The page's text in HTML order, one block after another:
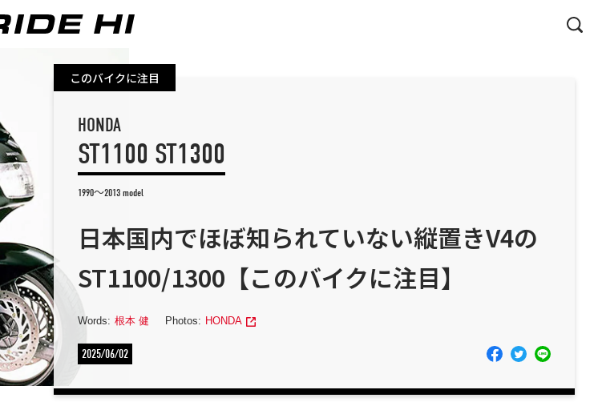
このバイクに注目
HONDA
ST1100 ST1300
1990～2013 model
日本国内でほぼ知られていない縦置きV4の
ST1100/1300【このバイクに注目】
Words: 根本 健 Photos: HONDA
2025/06/02